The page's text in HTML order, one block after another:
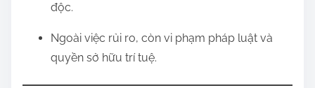
độc.
Ngoài việc rủi ro, còn vi phạm pháp luật và
quyền sở hữu trí tuệ.